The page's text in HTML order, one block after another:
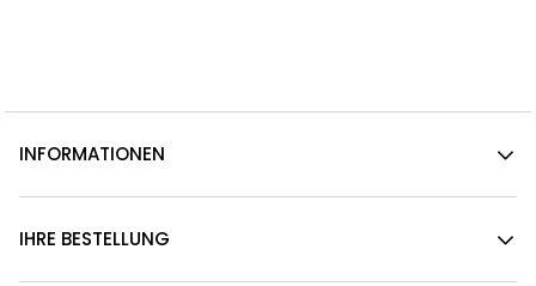
INFORMATIONEN
IHRE BESTELLUNG